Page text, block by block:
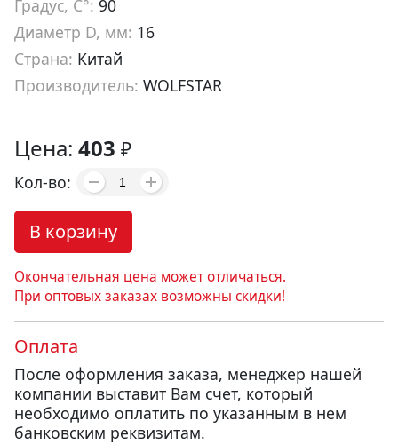
Градус, С°: 90
Диаметр D, мм: 16
Страна: Китай
Производитель: WOLFSTAR
Цена: 403 ₽
Кол-во:
В корзину
Окончательная цена может отличаться.
При оптовых заказах возможны скидки!
Оплата
После оформления заказа, менеджер нашей
компании выставит Вам счет, который
необходимо оплатить по указанным в нем
банковским реквизитам.